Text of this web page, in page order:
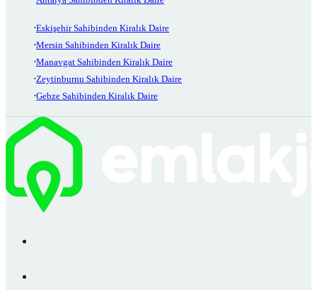
Eskişehir Sahibinden Kiralık Daire
Mersin Sahibinden Kiralık Daire
Manavgat Sahibinden Kiralık Daire
Zeytinburnu Sahibinden Kiralık Daire
Gebze Sahibinden Kiralık Daire